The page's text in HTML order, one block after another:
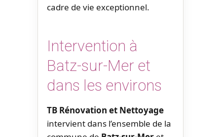
cadre de vie exceptionnel.
Intervention à
Batz-sur-Mer et
dans les environs
TB Rénovation et Nettoyage
intervient dans l’ensemble de la